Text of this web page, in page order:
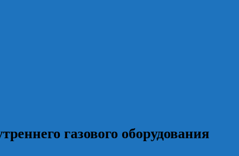
газового оборудования